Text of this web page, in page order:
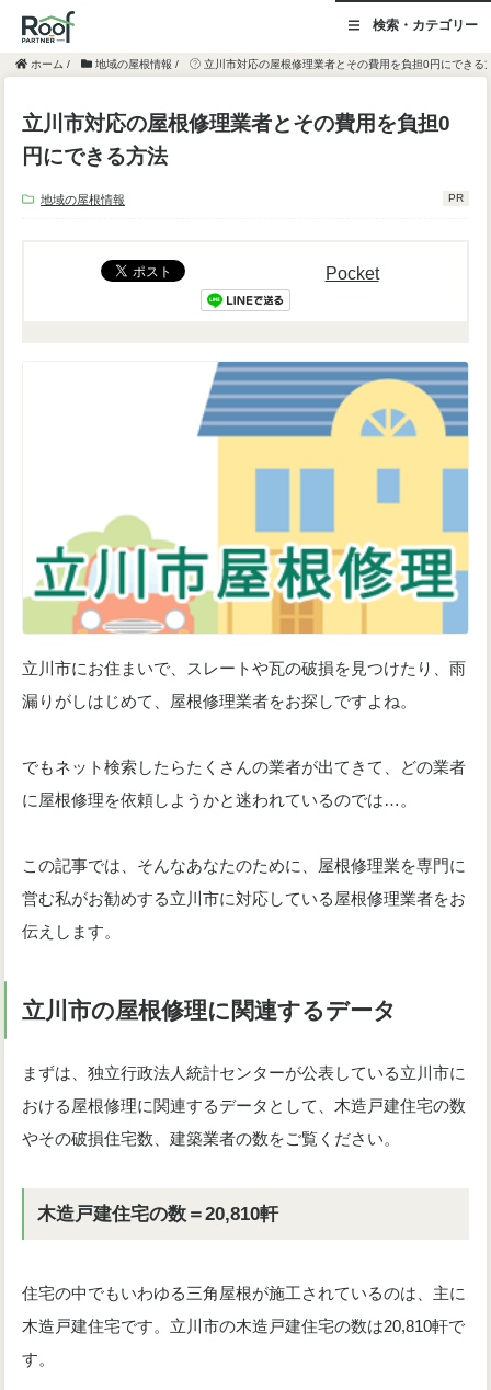
検索・カテゴリー
ホーム / 地域の屋根情報 / 立川市対応の屋根修理業者とその費用を負担0円にできる
立川市対応の屋根修理業者とその費用を負担0
円にできる方法
PR
地域の屋根情報
Pocket
立川市にお住まいで、スレートや瓦の破損を見つけたり、雨
漏りがしはじめて、屋根修理業者をお探しですよね。
でもネット検索したらたくさんの業者が出てきて、どの業者
に屋根修理を依頼しようかと迷われているのでは…。
この記事では、そんなあなたのために、屋根修理業を専門に
営む私がお勧めする立川市に対応している屋根修理業者をお
伝えします。
立川市の屋根修理に関連するデータ
まずは、独立行政法人統計センターが公表している立川市に
おける屋根修理に関連するデータとして、木造戸建住宅の数
やその破損住宅数、建築業者の数をご覧ください。
木造戸建住宅の数＝20,810軒
住宅の中でもいわゆる三角屋根が施工されているのは、主に
木造戸建住宅です。立川市の木造戸建住宅の数は20,810軒で
す。